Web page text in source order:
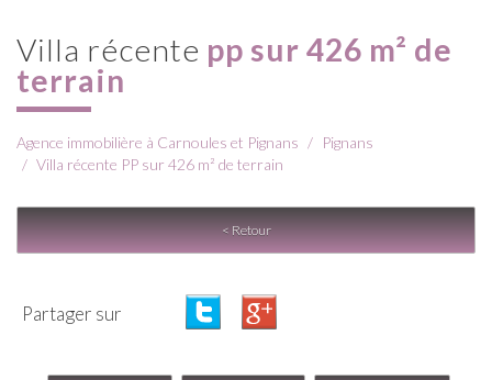
villa récente pp sur 426 m² de
terrain
Agence immobilière à Carnoules et Pignans
Pignans
Villa récente PP sur 426 m² de terrain
< Retour
Partager sur